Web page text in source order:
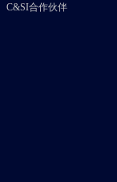
C&SI合作伙伴